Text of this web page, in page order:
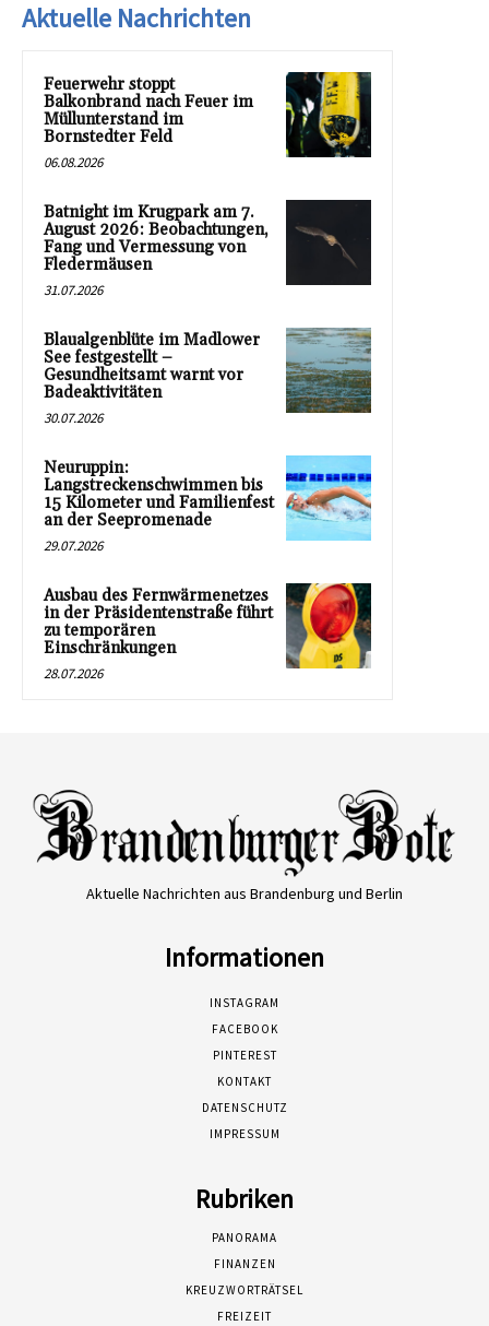
Aktuelle Nachrichten
Feuerwehr stoppt
Balkonbrand nach Feuer im
Müllunterstand im
Bornstedter Feld
06.08.2026
Batnight im Krugpark am 7.
August 2026: Beobachtungen,
Fang und Vermessung von
Fledermäusen
31.07.2026
Blaualgenblüte im Madlower
See festgestellt –
Gesundheitsamt warnt vor
Badeaktivitäten
30.07.2026
Neuruppin:
Langstreckenschwimmen bis
15 Kilometer und Familienfest
an der Seepromenade
29.07.2026
Ausbau des Fernwärmenetzes
in der Präsidentenstraße führt
zu temporären
Einschränkungen
28.07.2026
Aktuelle Nachrichten aus Brandenburg und Berlin
Informationen
INSTAGRAM
FACEBOOK
PINTEREST
KONTAKT
DATENSCHUTZ
IMPRESSUM
Rubriken
PANORAMA
FINANZEN
KREUZWORTRÄTSEL
FREIZEIT